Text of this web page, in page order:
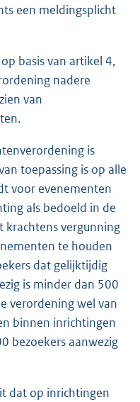
een meldingsplicht
basis van artikel 4,
nadere
van
is
toepassing is op alle
voor evenementen
als bedoeld in de
krachtens vergunning
te houden
dat gelijktijdig
is minder dan 500
verordening wel van
binnen inrichtingen
bezoekers aanwezig
dat op inrichtingen